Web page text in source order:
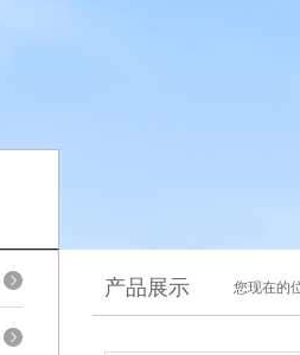
产品展示 您现在的